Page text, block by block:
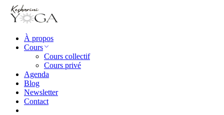
À propos
Cours
Cours collectif
Cours privé
Agenda
Blog
Newsletter
Contact